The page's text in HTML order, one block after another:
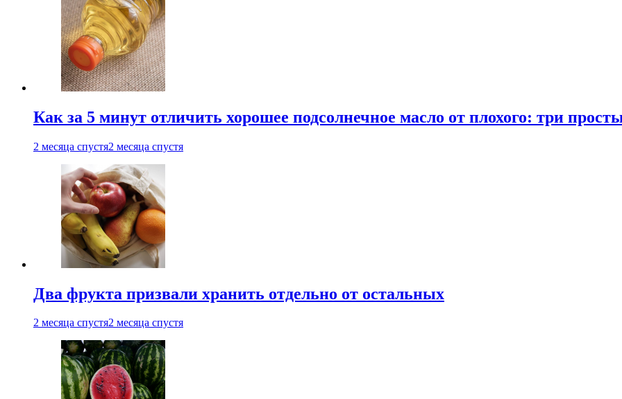
Как за 5 минут отличить хорошее подсолнечное масло от плохого: три
2 месяца спустя2 месяца спустя
Два фрукта призвали хранить отдельно от остальных
2 месяца спустя2 месяца спустя